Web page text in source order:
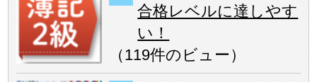
合格レベルに達しやす
い！
（119件のビュー ）